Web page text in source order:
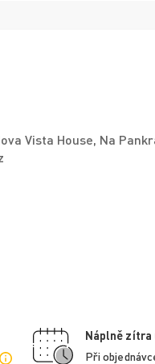
Vista House, Na
Náplně zítra
Při